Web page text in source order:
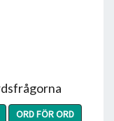
ORD FÖR ORD